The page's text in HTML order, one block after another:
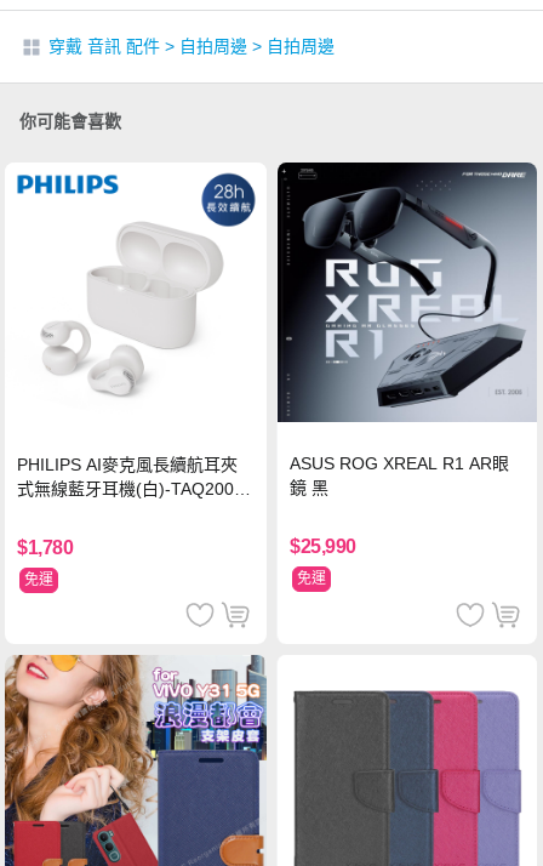
穿戴 音訊 配件 > 自拍周邊 > 自拍周邊
你可能會喜歡
PHILIPS AI麥克風長續航耳夾
式無線藍牙耳機(白)-TAQ2000
$1,780
免運
ASUS ROG XREAL R1 AR眼
鏡 黑
$25,990
免運